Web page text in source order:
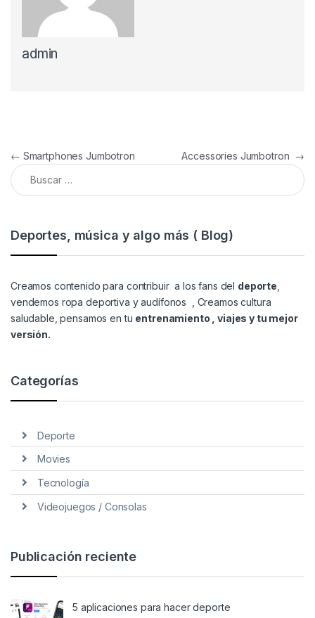
admin
Navegación de entradas
← Smartphones Jumbotron Accessories Jumbotron →
Buscar:
Deportes, música y algo más ( Blog)
Creamos contenido para contribuir a los fans del deporte
vendemos ropa deportiva y audífonos , Creamos cultura
saludable, pensamos en tu entrenamiento , viajes y tu mejor
versión.
Categorías
Deporte
Movies
Tecnología
Videojuegos / Consolas
Publicación reciente
5 aplicaciones para hacer deporte